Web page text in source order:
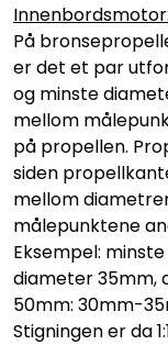
Innenbordsmotor:
På
er det et par
og minste
mellom
på propellen.
siden
mellom
målepunktene
Eksempel:
diameter 35mm,
50mm: 30mm-
Stigningen er da